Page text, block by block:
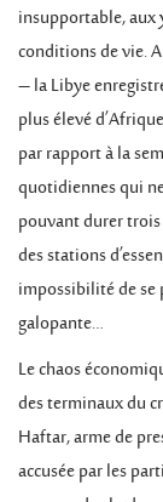
insupportable, aux
conditions de vie.
– la Libye
plus élevé
par rapport à la
quotidiennes qui
pouvant durer
des stations
impossibilité de
galopante…
Le chaos
des terminaux du
Haftar, arme de
accusée par les